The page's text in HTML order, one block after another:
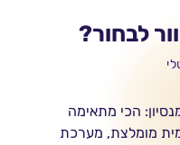
לבחור?
הכי מתאימה
מומלצת, מערכת